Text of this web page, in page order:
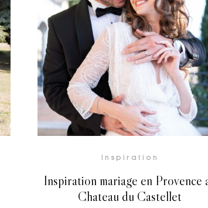
Inspiration
Inspiration mariage en Provence
Chateau du Castellet